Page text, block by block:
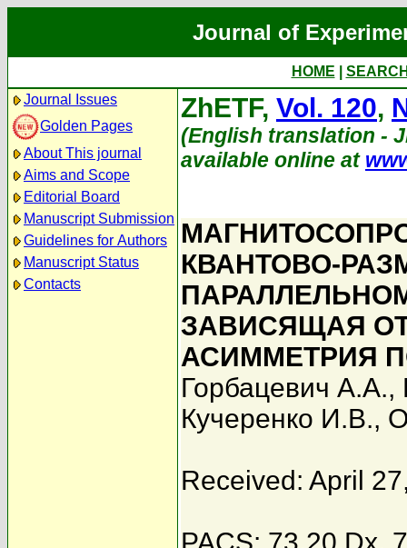
Journal of
HOME
Journal Issues
Golden Pages
About This journal
Aims and Scope
Editorial Board
Manuscript Submission
Guidelines for Authors
Manuscript Status
Contacts
ZhETF, Vol. 120,
(English translation -
available online at
КВАНТОВО-
ЗАВИСЯЩАЯ
АСИММЕТРИЯ
Горбацевич А.А.,
Кучеренко И.В.,
Received: April